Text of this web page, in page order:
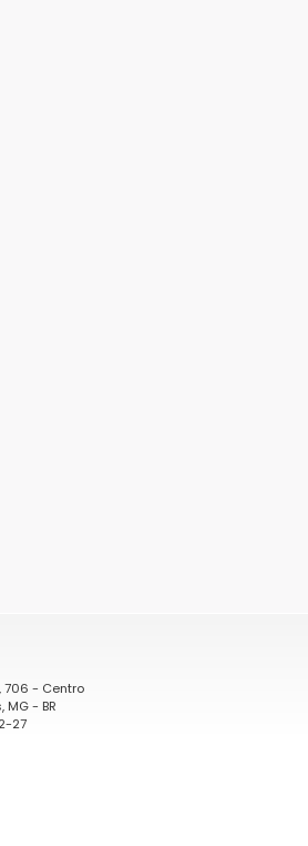
706 - Centro
- BR
27